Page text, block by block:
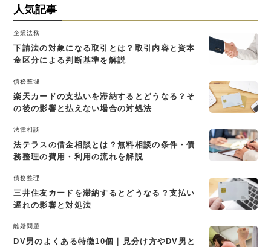
人気記事
企業法務
下請法の対象になる取引とは？取引内容と資本
金区分による判断基準を解説
債務整理
楽天カードの支払いを滞納するとどうなる？そ
の後の影響と払えない場合の対処法
法律相談
法テラスの借金相談とは？無料相談の条件・債
務整理の費用・利用の流れを解説
債務整理
三井住友カードを滞納するとどうなる？支払い
遅れの影響と対処法
離婚問題
DV男のよくある特徴10個｜見分け方やDV男と